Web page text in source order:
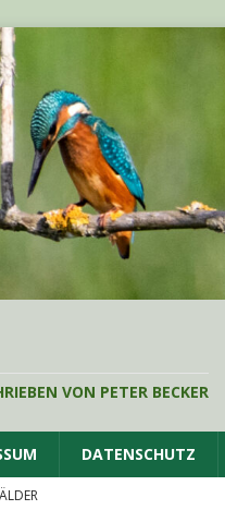
VON PETER BECKER
DATENSCHUTZ